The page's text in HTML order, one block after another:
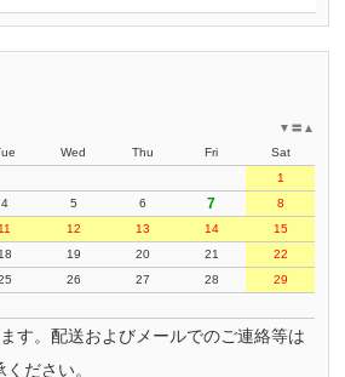
▲
〓
▼
Wed Thu Fri
Sat
1
4 5 6 7
8
11 12 13 14
15
18 19 20 21
22
26 27 28
29
す。配送およびメールでのご連絡等は
ださい。